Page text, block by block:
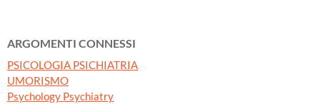
ARGOMENTI CONNESSI
PSICOLOGIA PSICHIATRIA
UMORISMO
Psychology Psychiatry